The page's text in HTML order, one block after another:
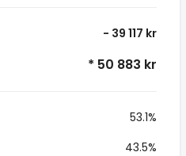
- 39 117 kr
* 50 883 kr
53.1%
43.5%